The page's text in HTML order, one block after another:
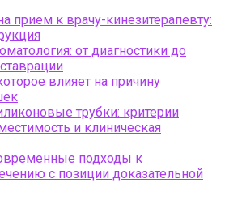
прием к врачу-кинезитерапевту:
от диагностики до
влияет на причину
трубки: критерии
и клиническая
подходы к
с позиции доказательной